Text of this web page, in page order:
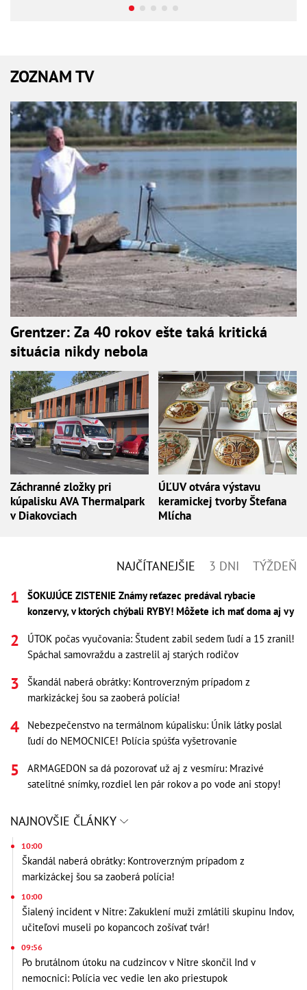
ZOZNAM TV
Grentzer: Za 40 rokov ešte taká kritická
situácia nikdy nebola
Záchranné zložky pri
kúpalisku AVA Thermalpark
v Diakovciach
ÚĽUV otvára výstavu
keramickej tvorby Štefana
Mlícha
NAJČÍTANEJŠIE 3 DNI TÝŽDEŇ
ŠOKUJÚCE ZISTENIE Známy reťazec predával rybacie
konzervy, v ktorých chýbali RYBY! Môžete ich mať doma aj vy
ÚTOK počas vyučovania: Študent zabil sedem ľudí a 15 zranil!
Spáchal samovraždu a zastrelil aj starých rodičov
Škandál naberá obrátky: Kontroverzným prípadom z
markizáckej šou sa zaoberá polícia!
Nebezpečenstvo na termálnom kúpalisku: Únik látky poslal
ľudí do NEMOCNICE! Polícia spúšťa vyšetrovanie
ARMAGEDON sa dá pozorovať už aj z vesmíru: Mrazivé
satelitné snímky, rozdiel len pár rokov a po vode ani stopy!
NAJNOVŠIE ČLÁNKY
10:00
Škandál naberá obrátky: Kontroverzným prípadom z
markizáckej šou sa zaoberá polícia!
10:00
Šialený incident v Nitre: Zakuklení muži zmlátili skupinu Indov,
učiteľovi museli po kopancoch zošívať tvár!
09:56
Po brutálnom útoku na cudzincov v Nitre skončil Ind v
nemocnici: Polícia vec vedie len ako priestupok